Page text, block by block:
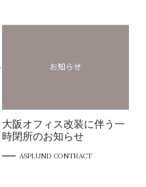
大阪オフィス改装に伴う一
時閉所のお知らせ
ASPLUND CONTRACT